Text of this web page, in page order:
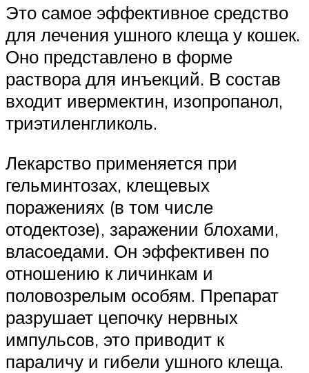
Это самое эффективное средство
для лечения ушного клеща у кошек.
Оно представлено в форме
раствора для инъекций. В состав
входит ивермектин, изопропанол,
триэтиленгликоль.
Лекарство применяется при
гельминтозах, клещевых
поражениях (в том числе
отодектозе), заражении блохами,
власоедами. Он эффективен по
отношению к личинкам и
половозрелым особям. Препарат
разрушает цепочку нервных
импульсов, это приводит к
параличу и гибели ушного клеща.